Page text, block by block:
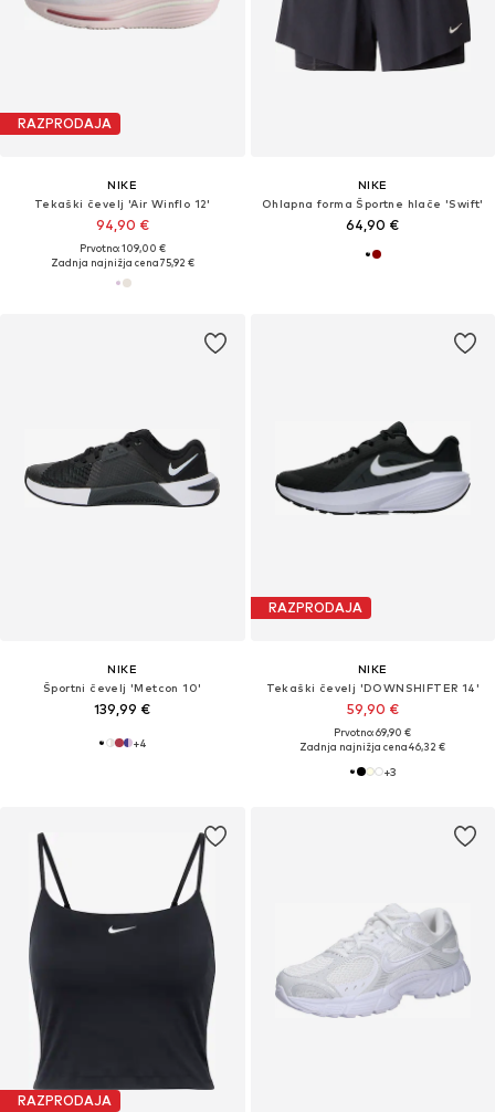
RAZPRODAJA
NIKE
Tekaški čevelj 'Air Winflo 12'
94,90 €
Prvotno: 109,00 €
Zadnja najnižja cena75,92 €
NIKE
Ohlapna forma Športne hlače 'Swift'
64,90 €
NIKE
Športni čevelj 'Metcon 10'
139,99 €
+4
RAZPRODAJA
NIKE
Tekaški čevelj 'DOWNSHIFTER 14'
59,90 €
Prvotno: 69,90 €
Zadnja najnižja cena46,32 €
+3
RAZPRODAJA